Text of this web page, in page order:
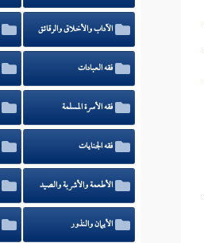
الآداب والأخلاق والرقائق
فقه العبادات
فقه الأسرة المسلمة
فقه الجنايات
الأطعمة والأشربة والصيد
الأيمان والنذور